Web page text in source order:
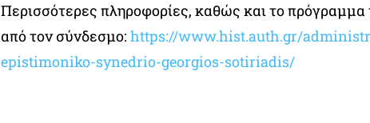
Περισσότερες πληροφορίες, καθώς και το πρόγραμμα
από τον σύνδεσμο: https://www.hist.auth.gr/
epistimoniko-synedrio-georgios-sotiriadis/